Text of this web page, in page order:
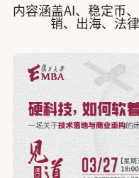
内容涵盖AI、稳定币
销、出海、法